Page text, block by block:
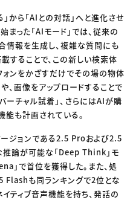
から「AIとの対話」へと進化させ
った「AIモード」では、従来の
情報を生成し、複雑な質問にも
することで、この新しい検索体
ォンをかざすだけでその場の物体
、画像をアップロードすることで
チャル試着」、さらにはAIが購
能も計画されている。
ジョンである2.5 Proおよび2.5
論が可能な「Deep Think」モ
」で首位を獲得した。また、処
Flashも同ランキングで2位とな
ティブ音声機能を持ち、発話の